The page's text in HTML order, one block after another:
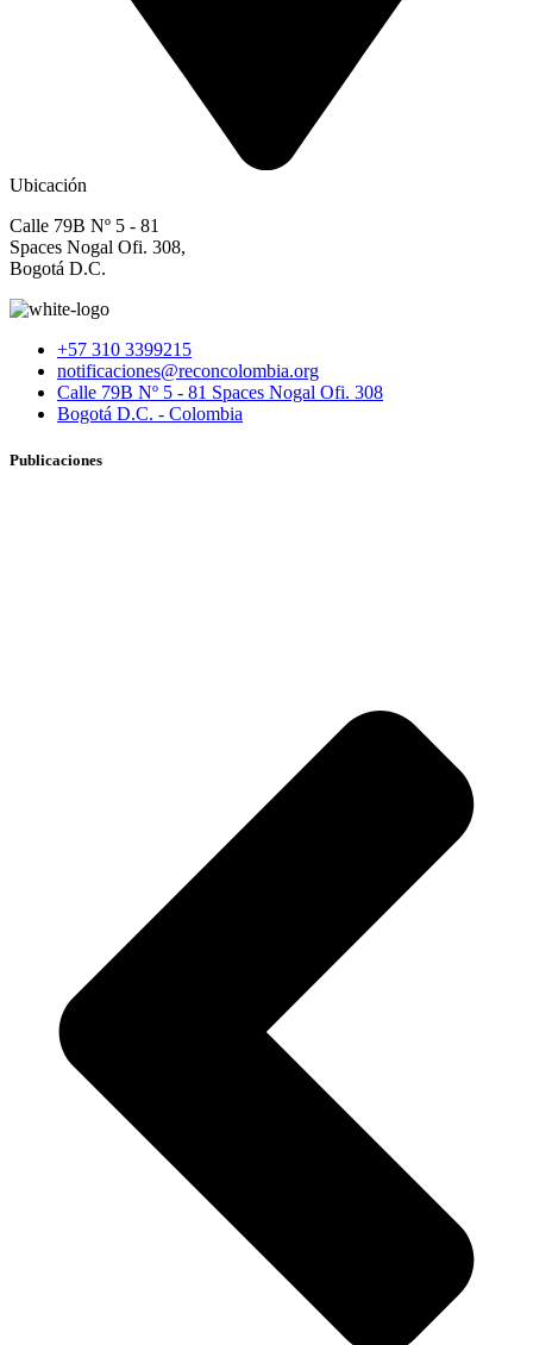
Ubicación
Calle 79B Nº 5 - 81
Spaces Nogal Ofi. 308,
Bogotá D.C.
+57 310 3399215
notificaciones@reconcolombia.org
Calle 79B Nº 5 - 81 Spaces Nogal Ofi. 308
Bogotá D.C. - Colombia
Publicaciones